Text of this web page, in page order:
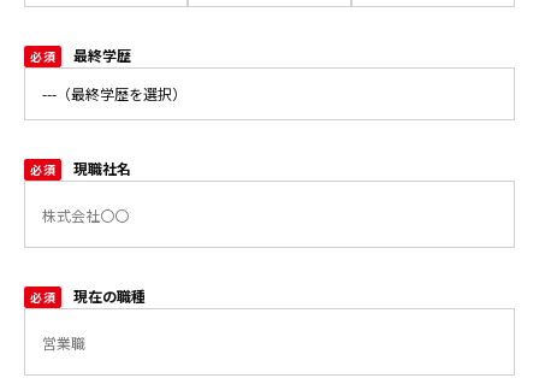
必須 最終学歴
必須 現職社名
必須 現在の職種